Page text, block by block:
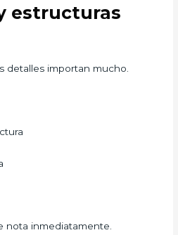
estructuras
detalles importan mucho.
nota inmediatamente.